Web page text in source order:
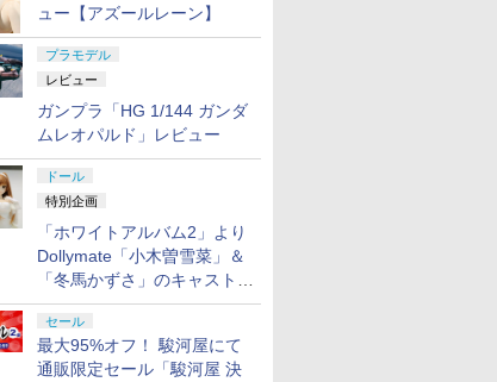
ュー【アズールレーン】
プラモデル
レビュー
ガンプラ「HG 1/144 ガンダ
ムレオパルド」レビュー
ドール
特別企画
「ホワイトアルバム2」より
Dollymate「小木曽雪菜」＆
「冬馬かずさ」のキャストド
ール実物見本が東京フィギュ
アギャラリーにて展示中
セール
最大95%オフ！ 駿河屋にて
通販限定セール「駿河屋 決